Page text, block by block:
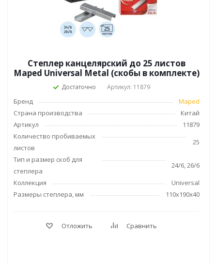
Степлер канцелярский до 25 листов
Maped Universal Metal (скобы в комплекте)
Достаточно Артикул: 11879
Бренд
Maped
Страна производства
Китай
Артикул
11879
Количество пробиваемых
листов
25
Тип и размер скоб для
степлера
24/6, 26/6
Коллекция
Universal
Размеры степлера, мм
110x190x40
Отложить Сравнить